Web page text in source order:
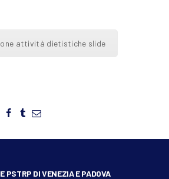
attività dietistiche slide
PSTRP DI VENEZIA E PADOVA